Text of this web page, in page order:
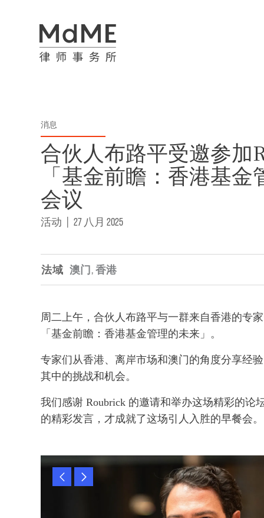
消息
合伙人布路平受邀参加
「基金前瞻：香港基
会议
活动 27 八月 2025
法域 澳门,香港
周二上午，合伙人布路平与一群来自香港的专
「基金前瞻：香港基金管理的未来」。
专家们从香港、离岸市场和澳门的角度分享经
其中的挑战和机会。
我们感谢 Roubrick 的邀请和举办这场精彩的论
的精彩发言，才成就了这场引人入胜的早餐会。